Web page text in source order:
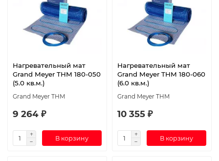
Нагревательный мат
Grand Meyer THM 180-050
(5.0 кв.м.)
Grand Meyer THM
9 264 ₽
В корзину
Нагревательный мат
Grand Meyer THM 180-060
(6.0 кв.м.)
Grand Meyer THM
10 355 ₽
В корзину